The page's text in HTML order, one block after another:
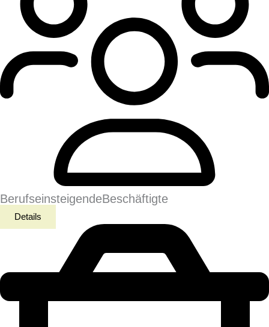
BerufseinsteigendeBeschäftigte
Details